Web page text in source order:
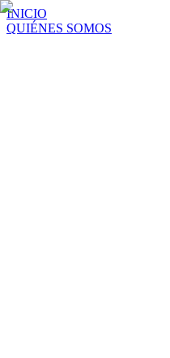
INICIO
QUIÉNES SOMOS